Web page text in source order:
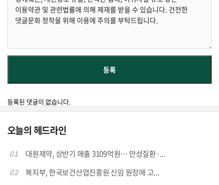
등록된 댓글이 없습니다.
오늘의 헤드라인
01
대원제약, 상반기 매출 3109억원… 만성질환·...
02
복지부, 한국보건산업진흥원 신임 원장에 고...